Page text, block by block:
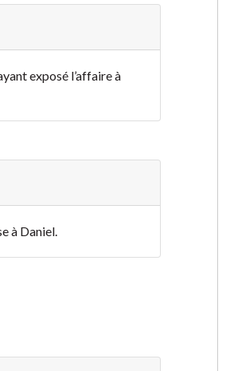
exposé l’affaire à
à Daniel.